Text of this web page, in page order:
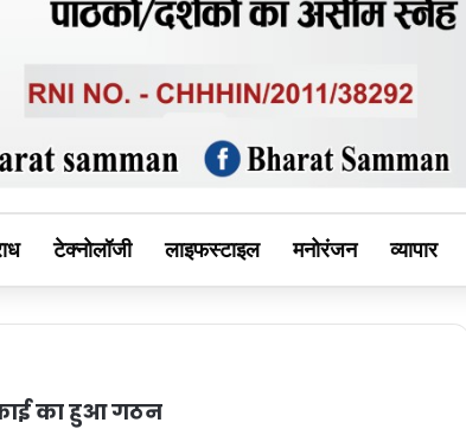
टेक्नोलॉजी लाइफस्टाइल मनोरंजन व्यापार
का हुआ गठन